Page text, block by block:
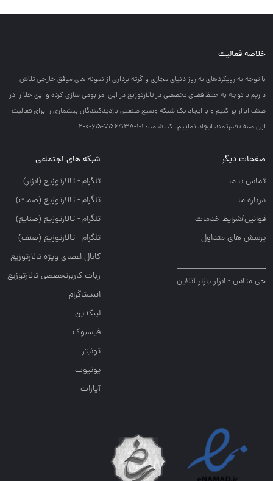
خلاصه فعالیت
با توجه به رويكردهاي به روز دنياي مجازي و گرته برداري از نمونه هاي موفق خارجي تلاش
داريم با توجه به حفظ فضاي تخصصي در تالارتوزيع در اين امر بومي سازي كرده و اين خلا را در
صنف ابزار پر كنيم و با ايجاد يك شبكه وسيع صنعتي بازديدكنندگان بيشماري را براي فعاليت
اين صنف قدرتمند ايجاد نماييم. کد شامد: 1-1-756538-65-0-2
صفحات دیگر
تماس با ما
درباره ما
قوانین/شرایط خدمات
پرسش های متداول
جی متاس - ابزار بازار آنلاین
شبکه های اجتماعی
تلگرام - تالارتوزيع (ابزار)
تلگرام - تالارتوزيع (صمت)
تلگرام - تالارتوزيع (صنايع)
تلگرام - تالارتوزیع (صنف)
کانال اعضای ویژه تالارتوزیع
ربات کاربرتخصصی تالارتوزیع
اینستاگرام
لینکدین
فیسبوک
توئیتر
یوتیوب
آپارات